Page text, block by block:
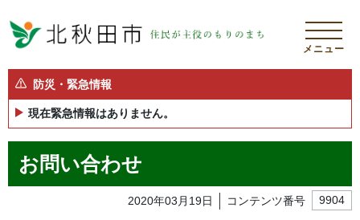
メニュー
防災・緊急情報
現在緊急情報はありません。
お問い合わせ
2020年03月19日 コンテンツ番号 9904